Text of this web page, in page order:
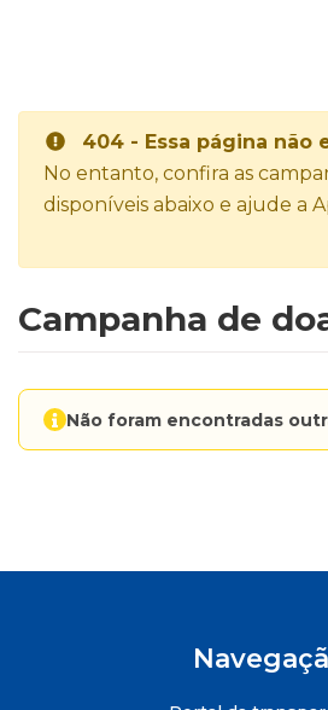
404 - Essa página não
No entanto, confira as
disponíveis abaixo e ajude a
Campanha de
Não foram encontradas